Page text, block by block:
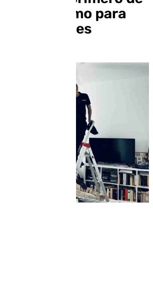
de humo para